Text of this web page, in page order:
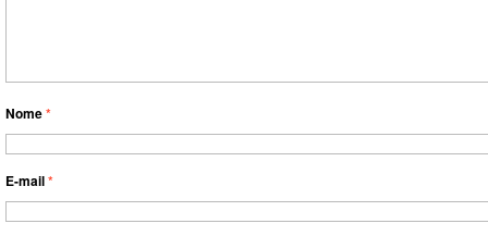
Nome*
E-mail*